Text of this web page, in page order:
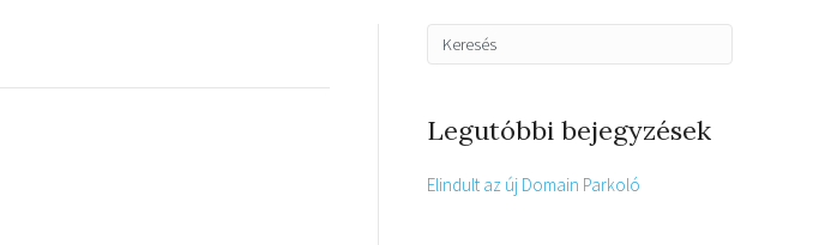
Legutóbbi bejegyzések
Elindult az új Domain Parkoló